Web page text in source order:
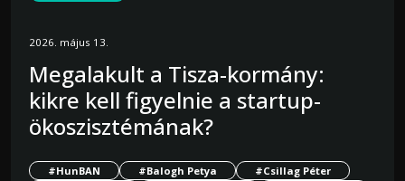
2026. május 13.
Megalakult a Tisza-kormány:
kikre kell figyelnie a startup-
ökoszisztémának?
#HunBAN #Balogh Petya
#Csillag Péter